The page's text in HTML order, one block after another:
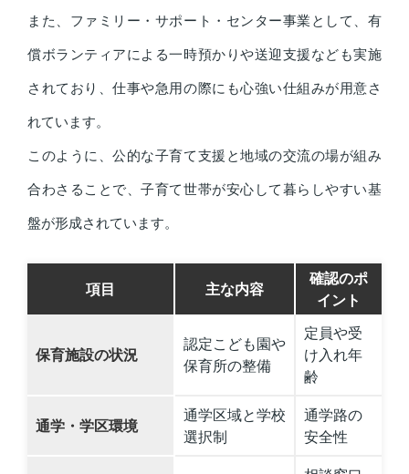
また、ファミリー・サポート・センター事業として、有
償ボランティアによる一時預かりや送迎支援なども実施
されており、仕事や急用の際にも心強い仕組みが用意さ
れています。
このように、公的な子育て支援と地域の交流の場が組み
合わさることで、子育て世帯が安心して暮らしやすい基
盤が形成されています。
項目 主な内容
確認のポ
イント
保育施設の状況
認定こども園や
保育所の整備
定員や受
け入れ年
齢
通学・学区環境
通学区域と学校
選択制
通学路の
安全性